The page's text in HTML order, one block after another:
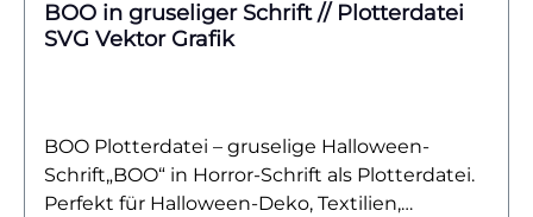
BOO in gruseliger Schrift // Plotterdatei
SVG Vektor Grafik
BOO Plotterdatei – gruselige Halloween-
Schrift„BOO“ in Horror-Schrift als Plotterdatei.
Perfekt für Halloween-Deko, Textilien,